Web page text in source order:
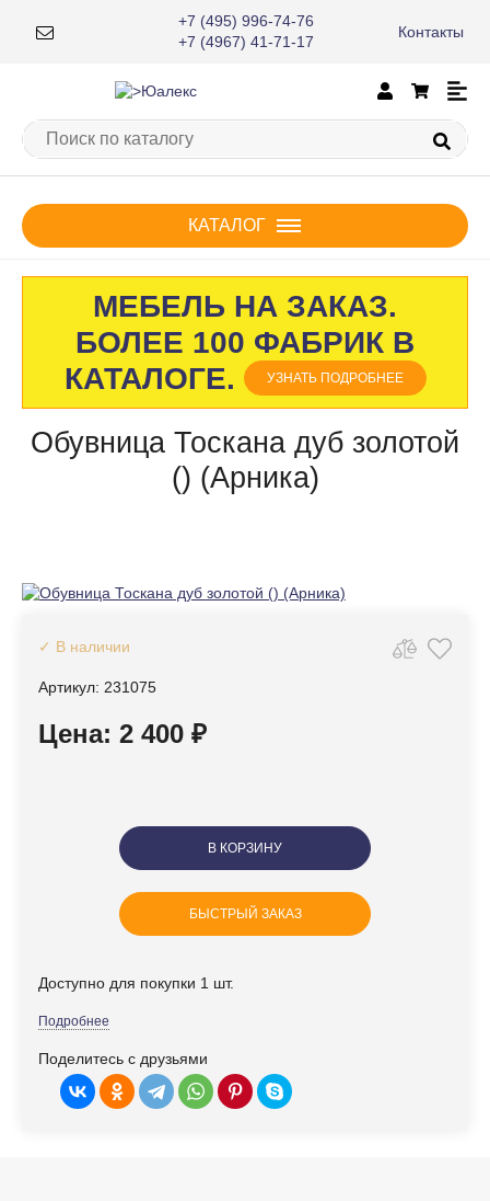
+7 (495) 996-74-76
+7 (4967) 41-71-17
Контакты
×
КАТАЛОГ
МЕБЕЛЬ НА ЗАКАЗ.
БОЛЕЕ 100 ФАБРИК В
КАТАЛОГЕ.
УЗНАТЬ ПОДРОБНЕЕ
Обувница Тоскана дуб золотой
() (Арника)
✓ В наличии
Артикул: 231075
Цена: 2 400 ₽
В КОРЗИНУ
БЫСТРЫЙ ЗАКАЗ
Доступно для покупки 1 шт.
Подробнее
Поделитесь с друзьями